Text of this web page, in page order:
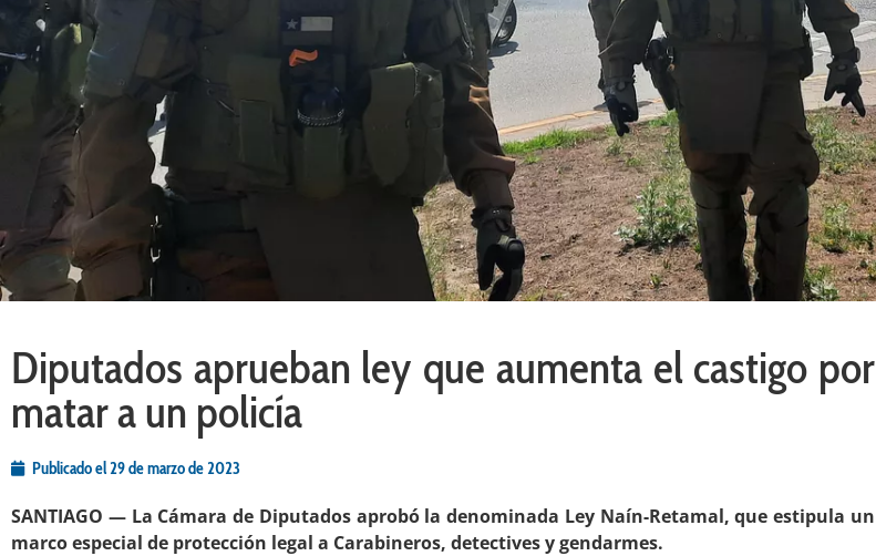
Diputados aprueban ley que aumenta el castigo por
matar a un policía
Publicado el29 de marzo de 2023
SANTIAGO — La Cámara de Diputados aprobó la denominada Ley Naín-Retamal, que estipula un
marco especial de protección legal a Carabineros, detectives y gendarmes.